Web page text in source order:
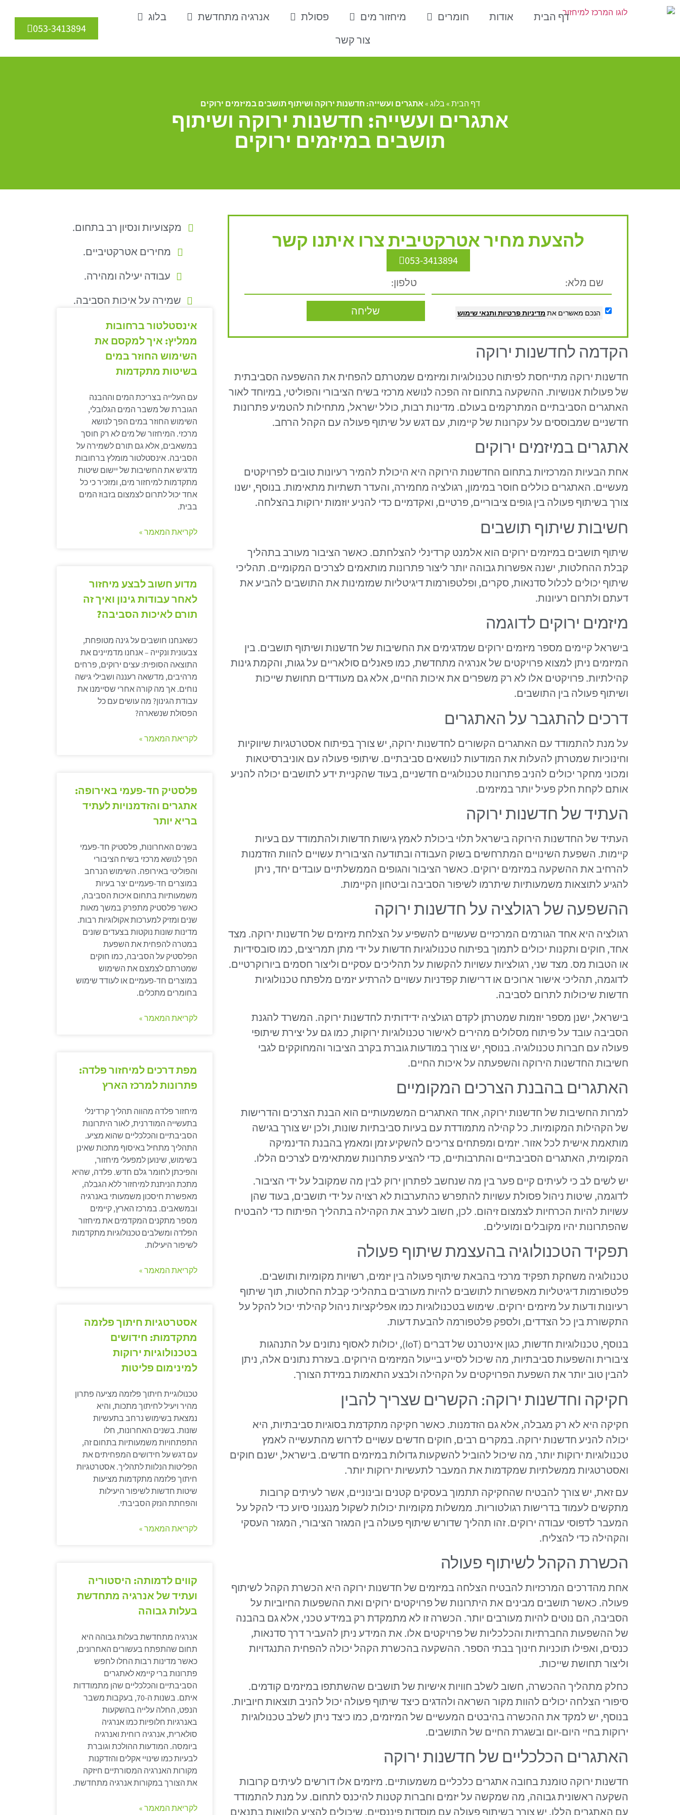
דף הבית אודות חומרים מיחזור מים פסולת אנרגיה מתחדשת
בלוג
צור קשר
053-3413894
דף הבית»בלוג»אתגרים ועשייה: חדשנות ירוקה ושיתוף תושבים במיזמים ירוקים
אתגרים ועשייה: חדשנות ירוקה ושיתוף
תושבים במיזמים ירוקים
להצעת מחיר אטרקטיבית צרו איתנו קשר
053-3413894
הנכם מאשרים את מדיניות פרטיות ותנאי שימוש שליחה
הקדמה לחדשנות ירוקה
חדשנות ירוקה מתייחסת לפיתוח טכנולוגיות ומיזמים שמטרתם להפחית את ההשפעה הסביבתית
של פעולות אנושיות. ההשקעה בתחום זה הפכה לנושא מרכזי בשיח הציבורי והפוליטי, במיוחד לאור
האתגרים הסביבתיים המתרקמים בעולם. מדינות רבות, כולל ישראל, מתחילות להטמיע פתרונות
חדשניים שמבוססים על עקרונות של קיימות, עם דגש על שיתוף פעולה עם הקהל הרחב.
אתגרים במיזמים ירוקים
אחת הבעיות המרכזיות בתחום החדשנות הירוקה היא היכולת להמיר רעיונות טובים לפרויקטים
מעשיים. האתגרים כוללים חוסר במימון, רגולציה מחמירה, והעדר תשתיות מתאימות. בנוסף, ישנו
צורך בשיתוף פעולה בין גופים ציבוריים, פרטיים, ואקדמיים כדי להניע יוזמות ירוקות בהצלחה.
חשיבות שיתוף תושבים
שיתוף תושבים במיזמים ירוקים הוא אלמנט קרדינלי להצלחתם. כאשר הציבור מעורב בתהליך
קבלת ההחלטות, ישנה אפשרות גבוהה יותר ליצור פתרונות מותאמים לצרכים המקומיים. תהליכי
שיתוף יכולים לכלול סדנאות, סקרים, ופלטפורמות דיגיטליות שמזמינות את התושבים להביע את
דעתם ולתרום רעיונות.
מיזמים ירוקים לדוגמה
בישראל קיימים מספר מיזמים ירוקים שמדגימים את החשיבות של חדשנות ושיתוף תושבים. בין
המיזמים ניתן למצוא פרויקטים של אנרגיה מתחדשת, כמו פאנלים סולאריים על גגות, והקמת גינות
קהילתיות. פרויקטים אלו לא רק משפרים את איכות החיים, אלא גם מעודדים תחושת שייכות
ושיתוף פעולה בין התושבים.
דרכים להתגבר על האתגרים
על מנת להתמודד עם האתגרים הקשורים לחדשנות ירוקה, יש צורך בפיתוח אסטרטגיות שיווקיות
וחינוכיות שמטרתן להעלות את המודעות לנושאים סביבתיים. שיתופי פעולה עם אוניברסיטאות
ומכוני מחקר יכולים להניב פתרונות טכנולוגיים חדשניים, בעוד שהקניית ידע לתושבים יכולה להניע
אותם לקחת חלק פעיל יותר במיזמים.
העתיד של חדשנות ירוקה
העתיד של החדשנות הירוקה בישראל תלוי ביכולת לאמץ גישות חדשות ולהתמודד עם בעיות
קיימות. השפעת השינויים המתרחשים בשוק העבודה ובתודעה הציבורית עשויים להוות הזדמנות
להרחיב את ההשקעה במיזמים ירוקים. כאשר הציבור והגופים הממשלתיים עובדים יחד, ניתן
להגיע לתוצאות משמעותיות שיתרמו לשיפור הסביבה וביטחון הקיימות.
ההשפעה של רגולציה על חדשנות ירוקה
רגולציה היא אחד הגורמים המרכזיים שעשויים להשפיע על הצלחת מיזמים של חדשנות ירוקה. מצד
אחד, חוקים ותקנות יכולים לתמוך בפיתוח טכנולוגיות חדשות על ידי מתן תמריצים, כמו סובסידיות
או הטבות מס. מצד שני, רגולציות עשויות להקשות על תהליכים עסקיים וליצור חסמים ביורוקרטיים.
לדוגמה, תהליכי אישור ארוכים או דרישות קפדניות עשויים להרתיע יזמים מלפתח טכנולוגיות
חדשות שיכולות לתרום לסביבה.
בישראל, ישנן מספר יוזמות שמטרתן לקדם רגולציה ידידותית לחדשנות ירוקה. המשרד להגנת
הסביבה עובד על פיתוח מסלולים מהירים לאישור טכנולוגיות ירוקות, כמו גם על יצירת שיתופי
פעולה עם חברות טכנולוגיה. בנוסף, יש צורך במודעות גוברת בקרב הציבור והמחוקקים לגבי
חשיבות החדשנות הירוקה והשפעתה על איכות החיים.
האתגרים בהבנת הצרכים המקומיים
למרות החשיבות של חדשנות ירוקה, אחד האתגרים המשמעותיים הוא הבנת הצרכים והדרישות
של הקהילות המקומיות. כל קהילה מתמודדת עם בעיות סביבתיות שונות, ולכן יש צורך בגישה
מותאמת אישית לכל אזור. יזמים ומפתחים צריכים להשקיע זמן ומאמץ בהבנת הדינמיקה
המקומית, האתגרים הסביבתיים והתרבותיים, כדי להציע פתרונות שמתאימים לצרכים הללו.
יש לשים לב כי לעיתים קיים פער בין מה שנחשב לפתרון ירוק לבין מה שמקובל על ידי הציבור.
לדוגמה, שיטות ניהול פסולת עשויות להתפרש כהתערבות לא רצויה על ידי תושבים, בעוד שהן
עשויות להיות הכרחיות לצמצום זיהום. לכן, חשוב לערב את הקהילה בתהליך הפיתוח כדי להבטיח
שהפתרונות יהיו מקובלים ומועילים.
תפקיד הטכנולוגיה בהעצמת שיתוף פעולה
טכנולוגיה משחקת תפקיד מרכזי בהבאת שיתוף פעולה בין יזמים, רשויות מקומיות ותושבים.
פלטפורמות דיגיטליות מאפשרות לתושבים להיות מעורבים בתהליכי קבלת החלטות, תוך שיתוף
רעיונות ודעות על מיזמים ירוקים. שימוש בטכנולוגיות כמו אפליקציות ניהול קהילתי יכול להקל על
התקשורת בין כל הצדדים, ולספק פלטפורמה להבעת דעות.
בנוסף, טכנולוגיות חדשות, כגון אינטרנט של דברים (IoT), יכולות לאסוף נתונים על התנהגות
ציבורית והשפעות סביבתיות, מה שיכול לסייע בייעול המיזמים הירוקים. בעזרת נתונים אלה, ניתן
להבין טוב יותר את השפעת הפרויקטים על הקהילה ולבצע התאמות במידת הצורך.
חקיקה וחדשנות ירוקה: הקשרים שצריך להבין
חקיקה היא לא רק מגבלה, אלא גם הזדמנות. כאשר חקיקה מתקדמת בסוגיות סביבתיות, היא
יכולה להניע חדשנות ירוקה. במקרים רבים, חוקים חדשים עשויים לדרוש מהתעשייה לאמץ
טכנולוגיות ירוקות יותר, מה שיכול להוביל להשקעות גדולות במיזמים חדשים. בישראל, ישנם חוקים
ואסטרטגיות ממשלתיות שמקדמות את המעבר לתעשיות ירוקות יותר.
עם זאת, יש צורך להבטיח שהחקיקה תתמוך בעסקים קטנים ובינוניים, אשר לעיתים קרובות
מתקשים לעמוד בדרישות רגולטוריות. ממשלות מקומיות יכולות לשקול מנגנוני סיוע כדי להקל על
המעבר לדפוסי עבודה ירוקים. זהו תהליך שדורש שיתוף פעולה בין המגזר הציבורי, המגזר העסקי
והקהילה כדי להצליח.
הכשרת הקהל לשיתוף פעולה
אחת מהדרכים המרכזיות להבטיח הצלחה במיזמים של חדשנות ירוקה היא הכשרת הקהל לשיתוף
פעולה. כאשר תושבים מבינים את היתרונות של פרויקטים ירוקים ואת ההשפעות החיוביות על
הסביבה, הם נוטים להיות מעורבים יותר. הכשרה זו לא מתמקדת רק במידע טכני, אלא גם בהבנה
של ההשפעות החברתיות והכלכליות של פרויקטים אלו. את המידע ניתן להעביר דרך סדנאות,
כנסים, ואפילו תוכניות חינוך בבתי הספר. ההשקעה בהכשרת הקהל יכולה להפחית התנגדויות
וליצור תחושת שייכות.
כחלק מתהליך ההכשרה, חשוב לשלב חוויות אישיות של תושבים שהשתתפו במיזמים קודמים.
סיפורי הצלחה יכולים להוות מקור השראה ולהדגים כיצד שיתוף פעולה יכול להניב תוצאות חיוביות.
בנוסף, יש למקד את ההכשרה בהיבטים המעשיים של המיזמים, כמו כיצד ניתן לשלב טכנולוגיות
ירוקות בחיי היום-יום ובשגרת החיים של התושבים.
האתגרים הכלכליים של חדשנות ירוקה
חדשנות ירוקה טומנת בחובה אתגרים כלכליים משמעותיים. מיזמים אלו דורשים לעיתים קרובות
השקעה ראשונית גבוהה, מה שמקשה על יזמים וחברות קטנות להיכנס לתחום. על מנת להתמודד
עם האתגרים הללו, יש צורך בשיתוף פעולה עם מוסדות פיננסיים, שיכולים להציע הלוואות בתנאים
מקצועיות ונסיון רב בתחום.
מחירים אטרקטיביים.
עבודה יעילה ומהירה.
שמירה על איכות הסביבה.
אינסטלטור ברחובות
ממליץ: איך למקסם את
השימוש החוזר במים
בשיטות מתקדמות
עם העלייה בצריכת המים וההבנה
הגוברת של משבר המים הגלובלי,
השימוש החוזר במים הפך לנושא
מרכזי. המיחזור של מים לא רק חוסך
במשאבים, אלא גם תורם לשמירה על
הסביבה. אינסטלטור מומלץ ברחובות
מדגיש את החשיבות של יישום שיטות
מתקדמות למיחזור מים, ומזכיר כי כל
אחד יכול לתרום לצמצום בזבוז המים
בבית.
לקריאת המאמר »
מדוע חשוב לבצע מיחזור
לאחר עבודות גינון ואיך זה
תורם לאיכות הסביבה?
כשאנחנו חושבים על גינה מטופחת,
צבעונית ונקייה – אנחנו מדמיינים את
התוצאה הסופית: עצים ירוקים, פרחים
מרהיבים, מדשאה רעננה ושבילי גישה
נוחים. אך מה קורה אחרי שסיימנו את
עבודת הגינון? מה עושים עם כל
הפסולת שנשארה?
לקריאת המאמר »
פלסטיק חד-פעמי באירופה:
אתגרים והזדמנויות לעתיד
בריא יותר
בשנים האחרונות, פלסטיק חד-פעמי
הפך לנושא מרכזי בשיח הציבורי
והפוליטי באירופה. השימוש הנרחב
במוצרים חד-פעמיים יצר בעיות
משמעותיות בתחום איכות הסביבה,
כאשר פלסטיק מתפרק במשך מאות
שנים ומזיק למערכות אקולוגיות רבות.
מדינות שונות נוקטות בצעדים שונים
במטרה להפחית את השפעת
הפלסטיק על הסביבה, כמו חוקים
שמטרתם לצמצם את השימוש
במוצרים חד-פעמיים או לעודד שימוש
בחומרים מתכלים.
לקריאת המאמר »
מפת דרכים למיחזור פלדה:
פתרונות למרכז הארץ
מיחזור פלדה מהווה תהליך קרדינלי
בתעשייה המודרנית, לאור היתרונות
הסביבתיים והכלכליים שהוא מציע.
התהליך מתחיל באיסוף מתכות שאינן
בשימוש, שינוען למפעלי מיחזור,
והפיכתן לחומר גלם חדש. פלדה, שהיא
מתכת הניתנת למיחזור ללא הגבלה,
מאפשרת חיסכון משמעותי באנרגיה
ובמשאבים. במרכז הארץ, קיימים
מספר מתקנים המקדמים את מיחזור
הפלדה ומשלבים טכנולוגיות מתקדמות
לשיפור היעילות.
לקריאת המאמר »
אסטרטגיות חיתוך פלזמה
מתקדמות: חידושים
בטכנולוגיות ירוקות
למינימום פליטות
טכנולוגיית חיתוך פלזמה מציעה פתרון
מהיר ויעיל לחיתוך מתכות, והיא
נמצאת בשימוש נרחב בתעשיות
שונות. בשנים האחרונות, חלו
התפתחויות משמעותיות בתחום זה,
עם דגש על חידושים המפחיתים את
הפליטות הנלוות לתהליך. אסטרטגיות
חיתוך פלזמה מתקדמות מציעות
שיטות חדשות לשיפור היעילות
והפחתת הנזק הסביבתי.
לקריאת המאמר »
קווים לדמותה: היסטוריה
ועתיד של אנרגיה מתחדשת
בעלות גבוהה
אנרגיה מתחדשת בעלות גבוהה היא
תחום שהתפתח בעשורים האחרונים,
כאשר מדינות רבות החלו לחפש
פתרונות ברי קיימא לאתגרים
הסביבתיים והכלכליים שהן מתמודדות
איתם. בשנות ה-70, בעקבות משבר
הנפט, החלה עלייה בהשקעות
באנרגיות חלופיות כמו אנרגיה
סולארית, אנרגיה רוחית ואנרגיה
ביומסה. המודעות ההולכת וגוברת
לבעיות כמו שינויי אקלים והזדקנות
מקורות האנרגיה המסורתיים חיזקה
את הצורך במקורות אנרגיה מתחדשת.
לקריאת המאמר »